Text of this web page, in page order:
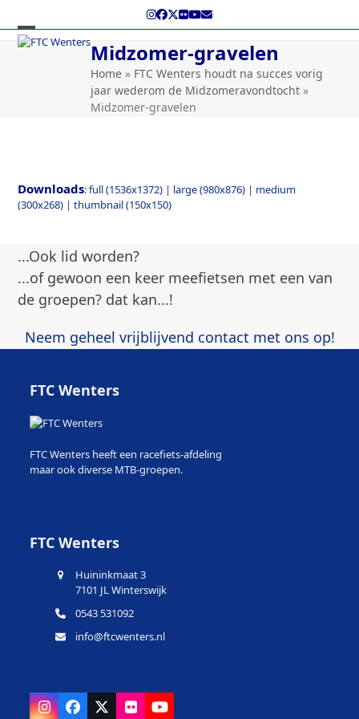
content
Instagram
Facebook
Twitter
Flickr
YouTube
E-
mail
Open
Close
Midzomer-gravelen
Home » FTC Wenters houdt na succes vorig
jaar wederom de Midzomeravondtocht »
Midzomer-gravelen
Downloads:full (1536x1372) | large (980x876) | medium
(300x268) |thumbnail (150x150)
...Ook lid worden?
...of gewoon een keer meefietsen met een van
de groepen? dat kan...!
Neem geheel vrijblijvend contact met ons op!
FTC Wenters
FTC Wenters heeft een racefiets-afdeling
maar ook diverse MTB-groepen.
FTC Wenters
Huininkmaat 3
7101 JL Winterswijk
0543 531092
info@ftcwenters.nl
Instagram
Facebook
X FlickrYouTube